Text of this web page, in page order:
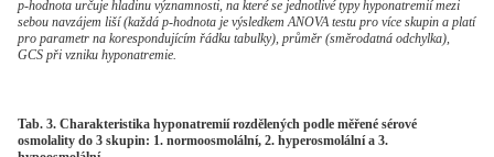
p-hodnota určuje hladinu významnosti, na které se jednotlivé typy hyponatremií mezi
sebou navzájem liší (každá p-hodnota je výsledkem ANOVA testu pro více skupin a platí
pro parametr na korespondujícím řádku tabulky), průměr (směrodatná odchylka),
GCS při vzniku hyponatremie.
Tab. 3. Charakteristika hyponatremií rozdělených podle měřené sérové
osmolality do 3 skupin: 1. normoosmolální, 2. hyperosmolální a 3.